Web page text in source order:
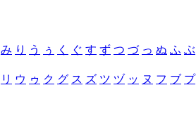
み り う ぅ く ぐ す ず つ づ っ ぬ ふ ぶ
リ ウ ゥ ク グ ス ズ ツ ヅ ッ ヌ フ ブ プ